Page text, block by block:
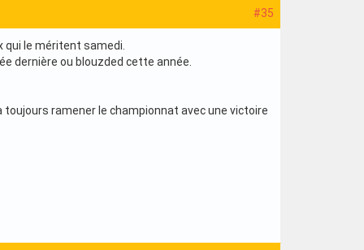
#35
le méritent samedi.
dernière ou blouzded cette année.
toujours ramener le championnat avec une victoire